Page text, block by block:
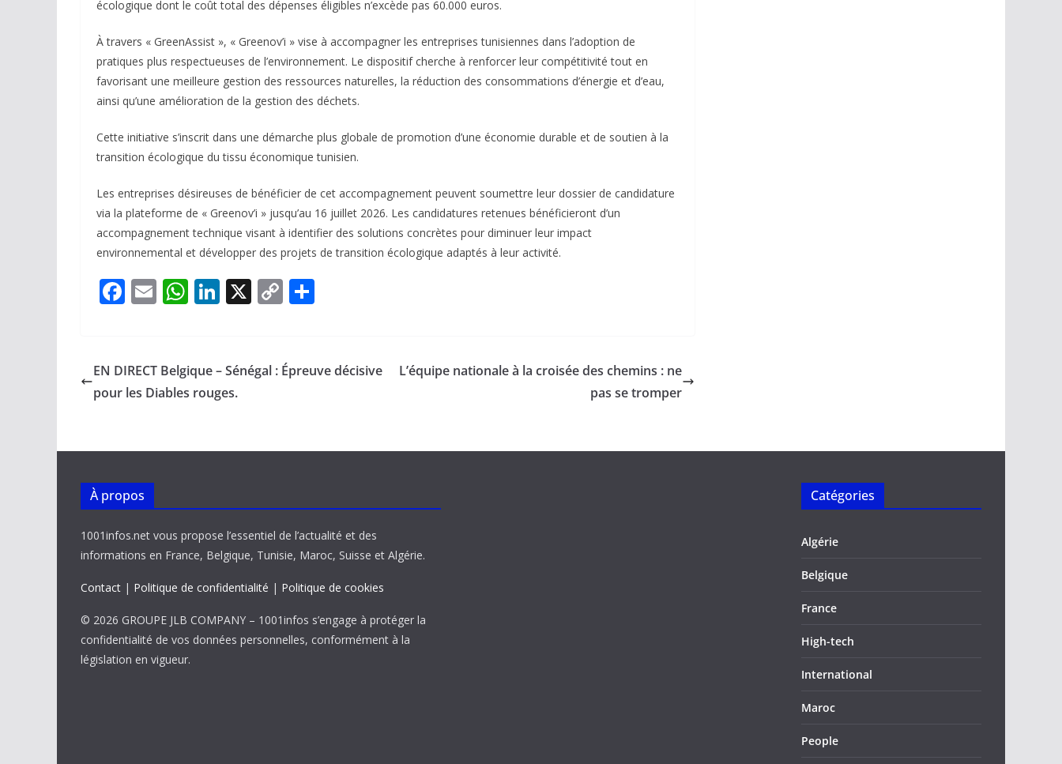
écologique dont le coût total des dépenses éligibles n’excède pas 60.000 euros.
À travers « GreenAssist », « Greenov’i » vise à accompagner les entreprises tunisiennes dans l’adoption de
pratiques plus respectueuses de l’environnement. Le dispositif cherche à renforcer leur compétitivité tout en
favorisant une meilleure gestion des ressources naturelles, la réduction des consommations d’énergie et d’eau,
ainsi qu’une amélioration de la gestion des déchets.
Cette initiative s’inscrit dans une démarche plus globale de promotion d’une économie durable et de soutien à la
transition écologique du tissu économique tunisien.
Les entreprises désireuses de bénéficier de cet accompagnement peuvent soumettre leur dossier de candidature
via la plateforme de « Greenov’i » jusqu’au 16 juillet 2026. Les candidatures retenues bénéficieront d’un
accompagnement technique visant à identifier des solutions concrètes pour diminuer leur impact
environnemental et développer des projets de transition écologique adaptés à leur activité.
F
b
o
k
E
l
W
s
A
p
Li
e
dI
X C
y
k
g
EN DIRECT Belgique – Sénégal : Épreuve décisive
pour les Diables rouges.
L’équipe nationale à la croisée des chemins : ne
pas se tromper
À propos
1001infos.net vous propose l’essentiel de l’actualité et des
informations en France, Belgique, Tunisie, Maroc, Suisse et Algérie.
Contact | Politique de confidentialité | Politique de cookies
© 2026 GROUPE JLB COMPANY – 1001infos s’engage à protéger la
confidentialité de vos données personnelles, conformément à la
législation en vigueur.
Catégories
Algérie
Belgique
France
High-tech
International
Maroc
People